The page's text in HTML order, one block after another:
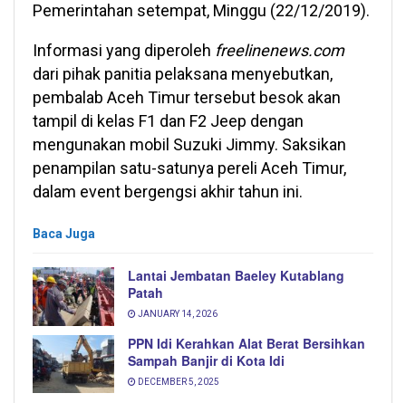
Pemerintahan setempat, Minggu (22/12/2019).
Informasi yang diperoleh freelinenews.com
dari pihak panitia pelaksana menyebutkan,
pembalab Aceh Timur tersebut besok akan
tampil di kelas F1 dan F2 Jeep dengan
mengunakan mobil Suzuki Jimmy. Saksikan
penampilan satu-satunya pereli Aceh Timur,
dalam event bergengsi akhir tahun ini.
Baca Juga
Lantai Jembatan Baeley Kutablang
Patah
JANUARY 14, 2026
PPN Idi Kerahkan Alat Berat Bersihkan
Sampah Banjir di Kota Idi
DECEMBER 5, 2025